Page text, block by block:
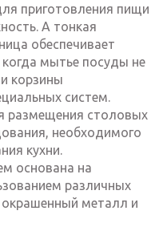
приготовления пищи
А тонкая
обеспечивает
мытье посуды не
корзины
систем.
размещения столовых
необходимого
кухни.
основана на
различных
окрашенный металл и